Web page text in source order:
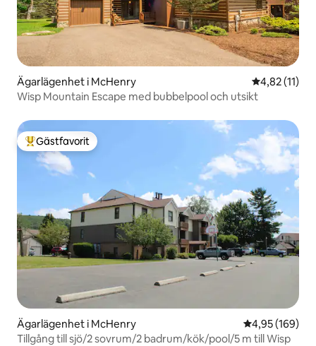
Ägarlägenhet i McHenry 4,82 av 5 i
4,82 (11)
Wisp Mountain Escape med bubbelpool och utsikt
Populär gästfavorit
Gästfavorit
Ägarlägenhet i McHenry 4,95 av 5 i
4,95 (169)
Tillgång till sjö/2 sovrum/2 badrum/kök/pool/5 m till Wisp